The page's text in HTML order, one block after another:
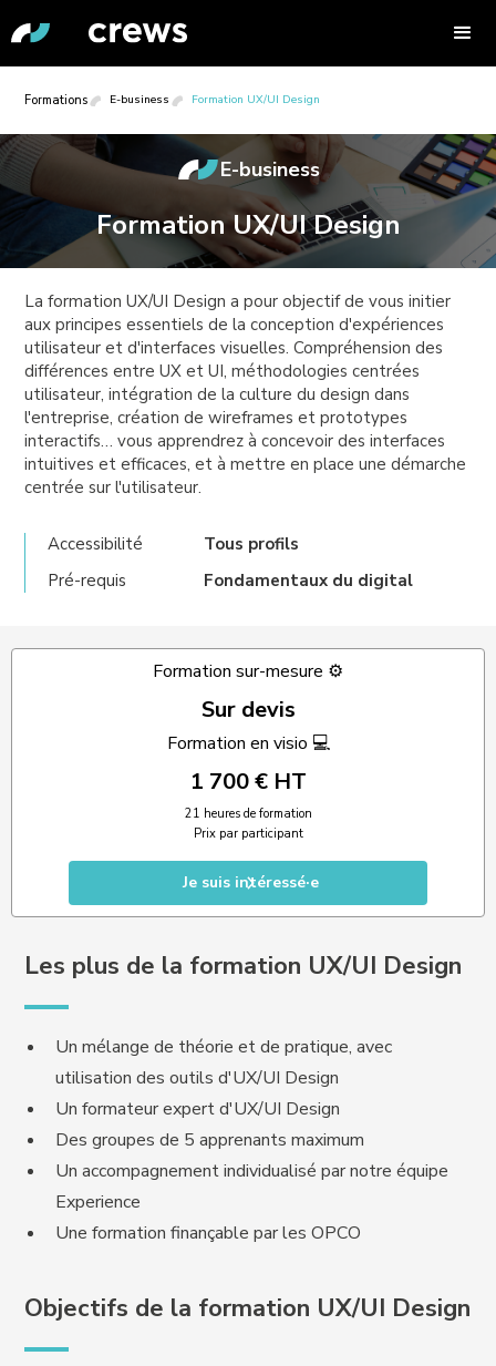
Formations E-business Formation UX/UI Design
E-business
Formation UX/UI Design
La formation UX/UI Design a pour objectif de vous initier
aux principes essentiels de la conception d'expériences
utilisateur et d'interfaces visuelles. Compréhension des
différences entre UX et UI, méthodologies centrées
utilisateur, intégration de la culture du design dans
l'entreprise, création de wireframes et prototypes
interactifs… vous apprendrez à concevoir des interfaces
intuitives et efficaces, et à mettre en place une démarche
centrée sur l'utilisateur.
Accessibilité
Tous profils
Pré-requis
Fondamentaux du digital
Formation sur-mesure ⚙️
Sur devis
Formation en visio 💻
1 700 € HT
21 heures de formation
Prix par participant
Je suis intéressé·e
Les plus de la formation UX/UI Design
Un mélange de théorie et de pratique, avec
utilisation des outils d'UX/UI Design
Un formateur expert d'UX/UI Design
Des groupes de 5 apprenants maximum
Un accompagnement individualisé par notre équipe
Experience
Une formation finançable par les OPCO
Objectifs de la formation UX/UI Design